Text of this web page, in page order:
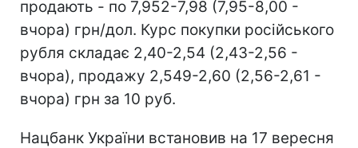
продають - по 7,952-7,98 (7,95-8,00 -
вчора) грн/дол. Курс покупки російського
рубля складає 2,40-2,54 (2,43-2,56 -
вчора), продажу 2,549-2,60 (2,56-2,61 -
вчора) грн за 10 руб.
Нацбанк України встановив на 17 вересня